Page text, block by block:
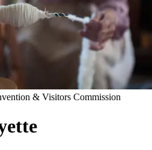
& Visitors Commission